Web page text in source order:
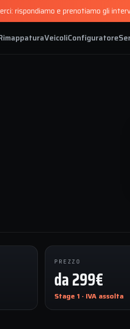
rispondiamo e prenotiamo gli
VeicoliConfiguratore
PREZZO
da 299€
Stage 1 · IVA assolta